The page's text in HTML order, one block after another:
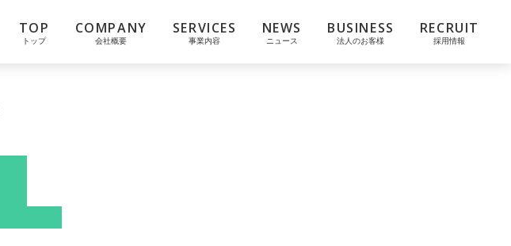
TOP
トップ
COMPANY
会社概要
SERVICES
事業内容
NEWS
ニュース
BUSINESS
法人のお客様
RECRUIT
採用情報